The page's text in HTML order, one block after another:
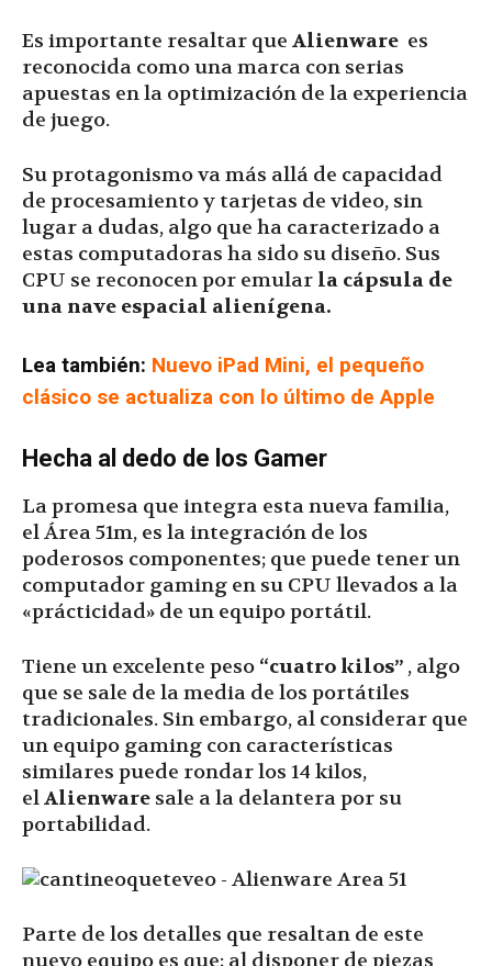
Es importante resaltar que Alienware es
reconocida como una marca con serias
apuestas en la optimización de la experiencia
de juego.
Su protagonismo va más allá de capacidad
de procesamiento y tarjetas de video, sin
lugar a dudas, algo que ha caracterizado a
estas computadoras ha sido su diseño. Sus
CPU se reconocen por emular la cápsula de
una nave espacial alienígena.
Lea también: Nuevo iPad Mini, el pequeño
clásico se actualiza con lo último de Apple
Hecha al dedo de los Gamer
La promesa que integra esta nueva familia,
el Área 51m, es la integración de los
poderosos componentes; que puede tener un
computador gaming en su CPU llevados a la
«prácticidad» de un equipo portátil.
Tiene un excelente peso “cuatro kilos” , algo
que se sale de la media de los portátiles
tradicionales. Sin embargo, al considerar que
un equipo gaming con características
similares puede rondar los 14 kilos,
elAlienware sale a la delantera por su
portabilidad.
Parte de los detalles que resaltan de este
nuevo equipo es que; al disponer de piezas